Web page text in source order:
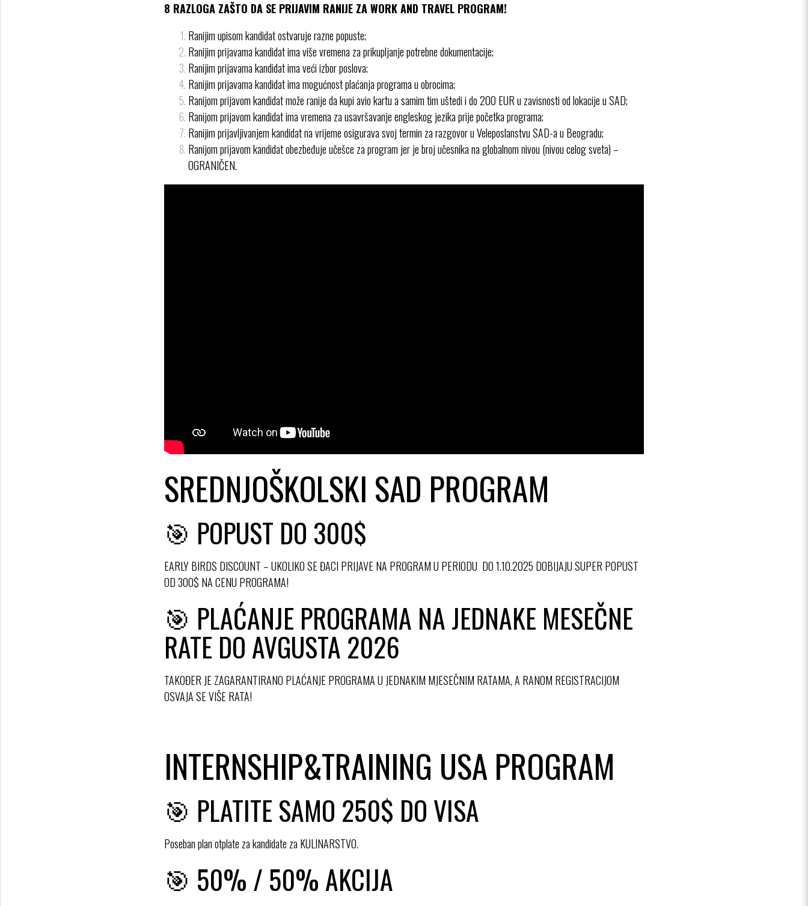
8 RAZLOGA ZAŠTO DA SE PRIJAVIM RANIJE ZA WORK AND TRAVEL PROGRAM!
Ranijim upisom kandidat ostvaruje razne popuste;
Ranijim prijavama kandidat ima više vremena za prikupljanje potrebne dokumentacije;
Ranijim prijavama kandidat ima veći izbor poslova;
Ranijim prijavama kandidat ima mogućnost plaćanja programa u obrocima;
Ranijom prijavom kandidat može ranije da kupi avio kartu a samim tim uštedi i do 200 EUR u zavisnosti od lokacije u SAD;
Ranijom prijavom kandidat ima vremena za usavršavanje engleskog jezika prije početka programa;
Ranijim prijavljivanjem kandidat na vrijeme osigurava svoj termin za razgovor u Veleposlanstvu SAD-a u Beogradu;
Ranijom prijavom kandidat obezbeđuje učešce za program jer je broj učesnika na globalnom nivou (nivou celog sveta) –
OGRANIČEN.
SREDNJOŠKOLSKI SAD PROGRAM
🎯 POPUST DO 300$
EARLY BIRDS DISCOUNT – UKOLIKO SE ĐACI PRIJAVE NA PROGRAM U PERIODU DO 1.10.2025 DOBIJAJU SUPER POPUST
OD 300$ NA CENU PROGRAMA!
🎯 PLAĆANJE PROGRAMA NA JEDNAKE MESEČNE
RATE DO AVGUSTA 2026
TAKOĐER JE ZAGARANTIRANO PLAĆANJE PROGRAMA U JEDNAKIM MJESEČNIM RATAMA, A RANOM REGISTRACIJOM
OSVAJA SE VIŠE RATA!
INTERNSHIP&TRAINING USA PROGRAM
🎯 PLATITE SAMO 250$ DO VISA
Poseban plan otplate za kandidate za KULINARSTVO.
🎯 50% / 50% AKCIJA